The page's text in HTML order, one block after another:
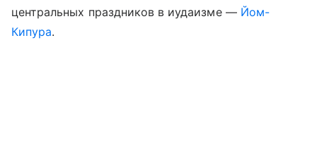
центральных праздников в иудаизме — Йом-
Кипура.